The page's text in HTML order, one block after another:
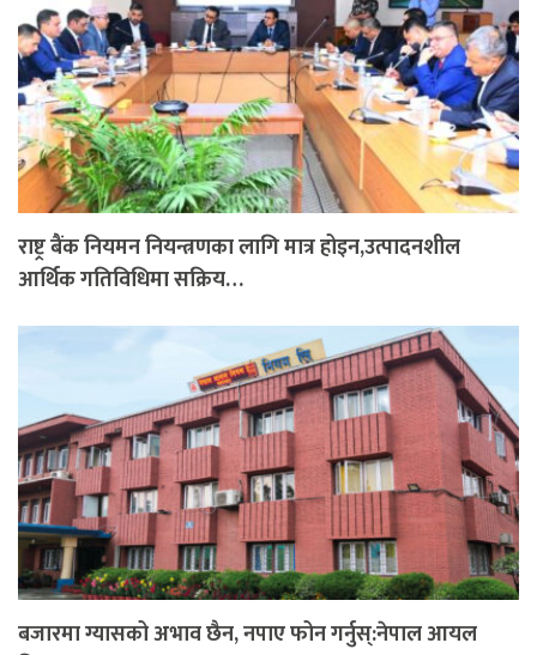
राष्ट्र बैंक नियमन नियन्त्रणका लागि मात्र होइन,उत्पादनशील
आर्थिक गतिविधिमा सक्रिय…
बजारमा ग्यासको अभाव छैन, नपाए फोन गर्नुस्:नेपाल आयल